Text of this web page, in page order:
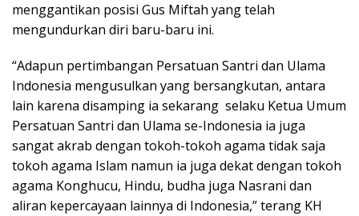
menggantikan posisi Gus Miftah yang telah
mengundurkan diri baru-baru ini.
“Adapun pertimbangan Persatuan Santri dan Ulama
Indonesia mengusulkan yang bersangkutan, antara
lain karena disamping ia sekarang selaku Ketua Umum
Persatuan Santri dan Ulama se-Indonesia ia juga
sangat akrab dengan tokoh-tokoh agama tidak saja
tokoh agama Islam namun ia juga dekat dengan tokoh
agama Konghucu, Hindu, budha juga Nasrani dan
aliran kepercayaan lainnya di Indonesia,” terang KH